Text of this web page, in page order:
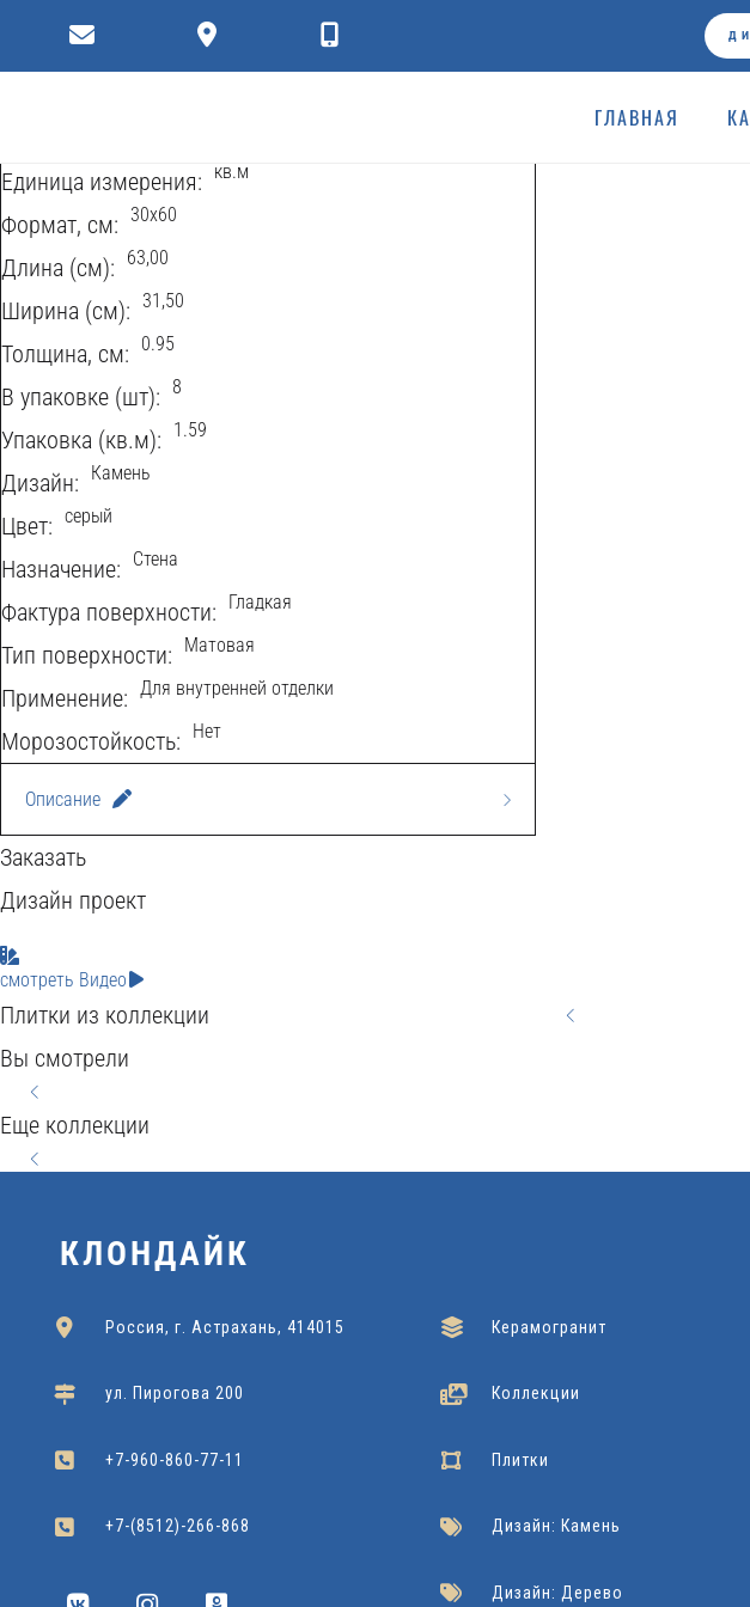
ГЛАВНАЯ
Eдиница измерения: кв.м
Формат, см: 30х60
Длина (см): 63,00
Ширина (см): 31,50
Толщина, см: 0.95
В упаковке (шт): 8
Упаковка (кв.м): 1.59
Дизайн: Камень
Цвет: серый
Назначение: Стена
Фактура поверхности: Гладкая
Тип поверхности: Матовая
Применение: Для внутренней отделки
Морозостойкость: Нет
Описание
Серая матовая керамическая плитка EBRI GRIS
31,5x63 идеально подходит для создания
современных, минималистичных интерьеров,
вдохновленных природной эстетикой испанского
камня Pulpis. Ее нейтральный цвет, выразительная
фактура и нестандартный формат формируют
элегантный, лаконичный образ пространства. Данная
плитка будет гармонично смотреться в интерьерах в
Заказать
Дизайн проект
смотреть Видео
Плитки из коллекции ПЛИТКА
ПЛИТКА
Вы смотрели
Еще коллекции
QUARTA
25x60
HYGGE
30x60
NATURE
30x50
КЛОНДАЙК
Россия, г. Астрахань, 414015
ул. Пирогова 200
+7-960-860-77-11
+7-(8512)-266-868
Керамогранит
Коллекции
Плитки
Дизайн: Камень
Дизайн: Дерево